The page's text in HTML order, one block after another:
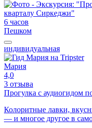
6 часов
Пешком
индивидуальная
Мария
4,0
3 отзыва
Прогулка с аудиогидом
Колоритные лавки,
— и многое другое в